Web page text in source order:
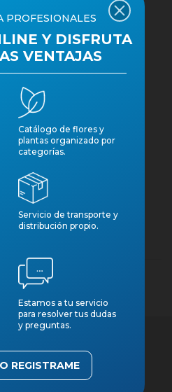
LLARGUES
PROFESIONALES
Y DISFRUTA
VENTAJAS
Catálogo de flores y
plantas organizado por
categorías.
Servicio de transporte y
distribución propio.
Estamos a tu servicio
para resolver tus dudas
y preguntas.
REGISTRAME